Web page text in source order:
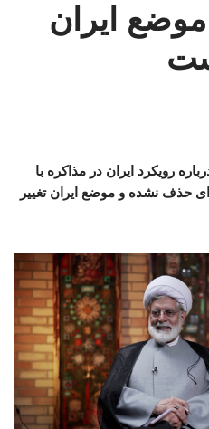
ایران
رویکرد ایران در مذاکره با
حذف نشده و موضع ایران تغییر